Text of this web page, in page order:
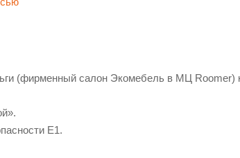
(фирменный салон Экомебель в МЦ Roomer)
Е1.